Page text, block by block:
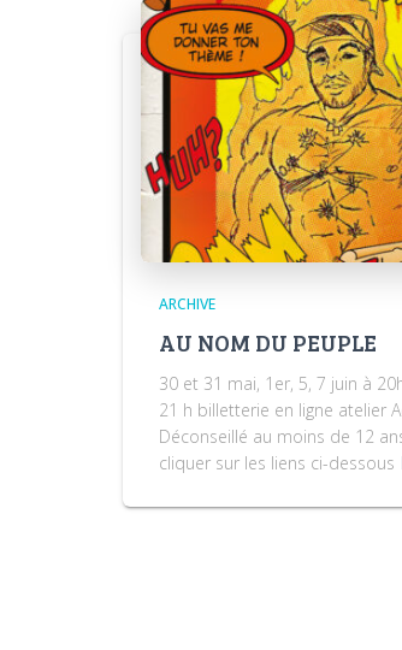
ARCHIVE
AU NOM DU PEUPLE
30 et 31 mai, 1er, 5, 7 juin à
21 h billetterie en ligne atelier
Déconseillé au moins de 12
cliquer sur les liens ci-dessous